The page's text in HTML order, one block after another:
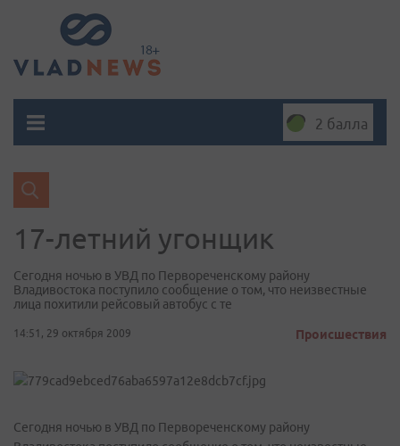
2 балла
17-летний угонщик
Сегодня ночью в УВД по Первореченскому району
Владивостока поступило сообщение о том, что неизвестные
лица похитили рейсовый автобус с те
14:51, 29 октября 2009 Происшествия
Сегодня ночью в УВД по Первореченскому району